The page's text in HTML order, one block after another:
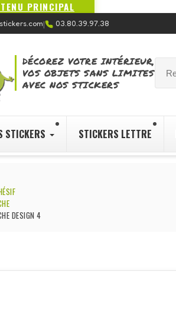
PRINCIPAL
| 03.80.39.97.38
DÉCOREZ VOTRE INTÉRIEUR,
VOS OBJETS SANS LIMITES
AVEC NOS STICKERS
STICKERS STICKERS LETTRE
DESIGN 4